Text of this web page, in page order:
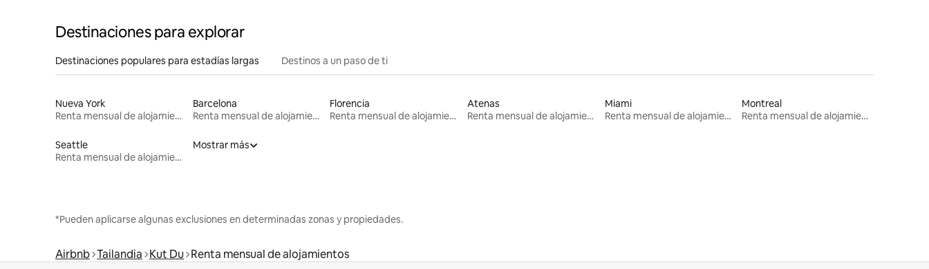
Destinaciones para explorar
Destinaciones populares para estadías largas Destinos a un paso de ti
Nueva York
Renta mensual de alojamientos
Barcelona
Renta mensual de alojamientos
Florencia
Renta mensual de alojamientos
Atenas
Renta mensual de alojamientos
Miami
Renta mensual de alojamientos
Montreal
Renta mensual de alojamientos
Seattle
Renta mensual de alojamientos
Mostrar más
*Pueden aplicarse algunas exclusiones en determinadas zonas y propiedades.
Airbnb Tailandia Kut Du Renta mensual de alojamientos